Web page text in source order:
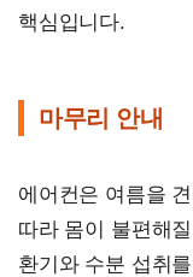
핵심입니다.
마무리 안내
에어컨은 여름을
따라 몸이 불편해
환기와 수분 섭취